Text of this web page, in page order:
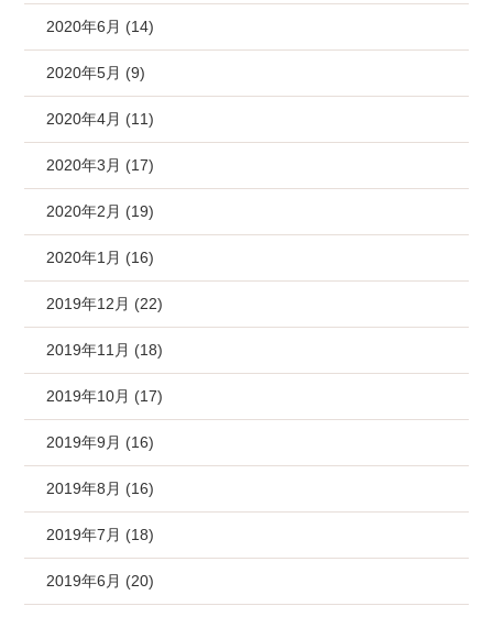
2020年6月 (14)
2020年5月 (9)
2020年4月 (11)
2020年3月 (17)
2020年2月 (19)
2020年1月 (16)
2019年12月 (22)
2019年11月 (18)
2019年10月 (17)
2019年9月 (16)
2019年8月 (16)
2019年7月 (18)
2019年6月 (20)